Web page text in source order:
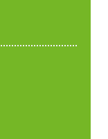
Borna